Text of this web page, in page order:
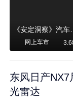
《安定洞察
网上车市
东风日产
光雷达